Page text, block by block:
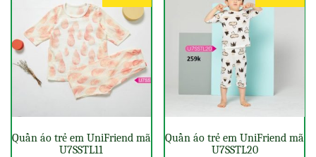
Quần áo trẻ em UniFriend mã
U7SSTL11
Quần áo trẻ em UniFriend mã
U7SSTL20